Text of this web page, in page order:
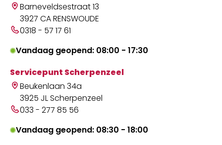
Barneveldsestraat 13
3927 CA RENSWOUDE
0318 - 57 17 61
Vandaag geopend: 08:00 - 17:30
Servicepunt Scherpenzeel
Beukenlaan 34a
3925 JL Scherpenzeel
033 - 277 85 56
Vandaag geopend: 08:30 - 18:00